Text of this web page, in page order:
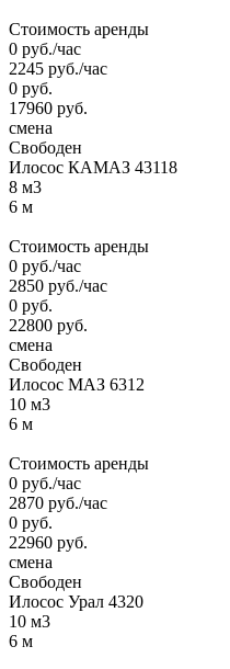
Стоимость аренды
0 руб./час
2245 руб./час
0 руб.
17960 руб.
смена
Свободен
Илосос КАМАЗ 43118
8 м3
6 м
Стоимость аренды
0 руб./час
2850 руб./час
0 руб.
22800 руб.
смена
Свободен
Илосос МАЗ 6312
10 м3
6 м
Стоимость аренды
0 руб./час
2870 руб./час
0 руб.
22960 руб.
смена
Свободен
Илосос Урал 4320
10 м3
6 м